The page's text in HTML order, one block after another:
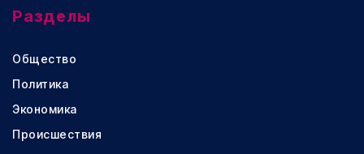
Разделы
Общество
Политика
Экономика
Происшествия